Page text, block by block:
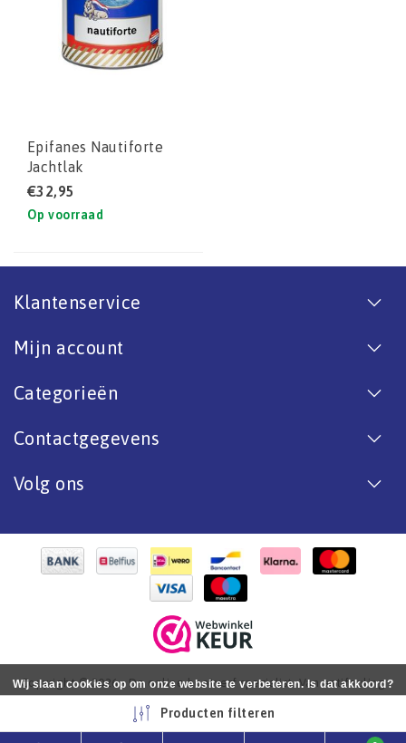
Epifanes Nautiforte
Jachtlak
€32,95
Op voorraad
Klantenservice
Mijn account
Categorieën
Contactgegevens
Volg ons
Copyright © 2026 - De online bootverf specialist. Van antifouling
tot aflak. - All rights reserved - RealizationInStijl Media
Producten filteren
Wij slaan cookies op om onze website te verbeteren. Is dat akkoord?
Nee Meer over cookies »